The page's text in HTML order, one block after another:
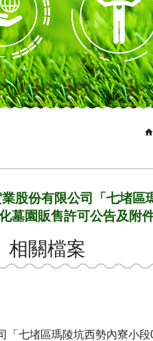
股份有限公司「七堵
墓園販售許可公告及附
相關檔案
「七堵區瑪陵坑西勢內寮小